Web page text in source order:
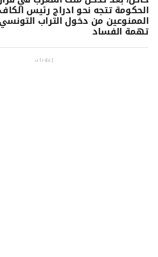
الحكومة تتجه نحو ادراج رئيس
الممنوعين من دخول التراب
تهمة الفساد
إعلانات